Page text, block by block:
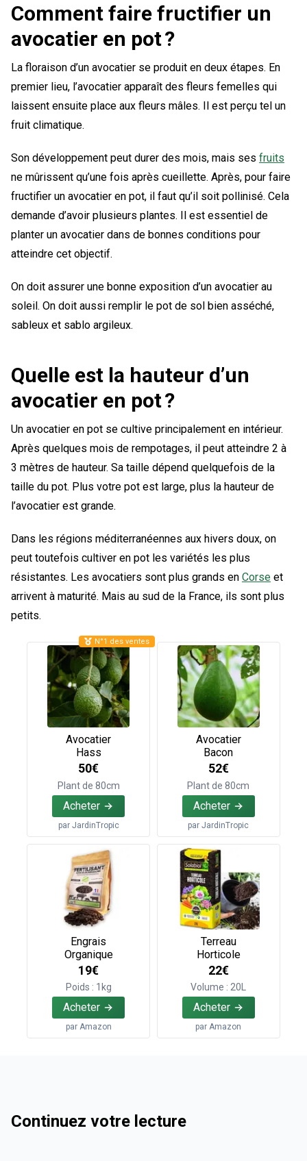
Comment faire fructifier un
avocatier en pot ?
La floraison d’un avocatier se produit en deux étapes. En
premier lieu, l’avocatier apparaît des fleurs femelles qui
laissent ensuite place aux fleurs mâles. Il est perçu tel un
fruit climatique.
Son développement peut durer des mois, mais ses fruits
ne mûrissent qu’une fois après cueillette. Après, pour faire
fructifier un avocatier en pot, il faut qu’il soit pollinisé. Cela
demande d’avoir plusieurs plantes. Il est essentiel de
planter un avocatier dans de bonnes conditions pour
atteindre cet objectif.
On doit assurer une bonne exposition d’un avocatier au
soleil. On doit aussi remplir le pot de sol bien asséché,
sableux et sablo argileux.
Quelle est la hauteur d’un
avocatier en pot ?
Un avocatier en pot se cultive principalement en intérieur.
Après quelques mois de rempotages, il peut atteindre 2 à
3 mètres de hauteur. Sa taille dépend quelquefois de la
taille du pot. Plus votre pot est large, plus la hauteur de
l’avocatier est grande.
Dans les régions méditerranéennes aux hivers doux, on
peut toutefois cultiver en pot les variétés les plus
résistantes. Les avocatiers sont plus grands en Corse et
arrivent à maturité. Mais au sud de la France, ils sont plus
petits.
Avocatier
Hass
50€
Plant de 80cm
Acheter
par JardinTropic
N°1 des ventes
Avocatier
Bacon
52€
Plant de 80cm
Acheter
parJardinTropic
Engrais
Organique
19€
Poids : 1kg
Acheter
par Amazon
Terreau
Horticole
22€
Volume : 20L
Acheter
parAmazon
Continuez votre lecture